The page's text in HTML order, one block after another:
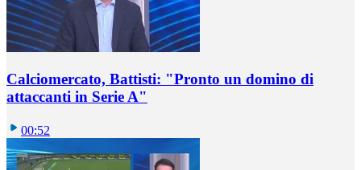
Calciomercato, Battisti: "Pronto un domino di
attaccanti in Serie A"
00:52